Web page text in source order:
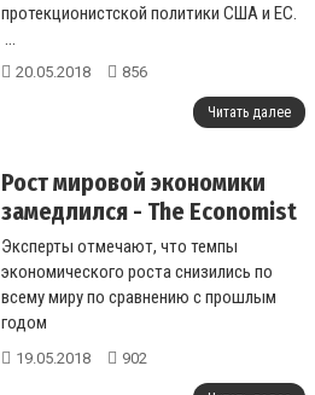
протекционистской политики США и ЕС.
...
20.05.2018 856
Читать далее
Рост мировой экономики
замедлился - The Economist
Эксперты отмечают, что темпы
экономического роста снизились по
всему миру по сравнению с прошлым
годом
... 19.05.2018 902